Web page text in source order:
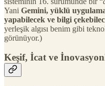
Yani Gemini, yüklü
yapabilecek ve bilgi
yerleşik algısı benim gibi
görünüyor.)
Keşif, İcat ve